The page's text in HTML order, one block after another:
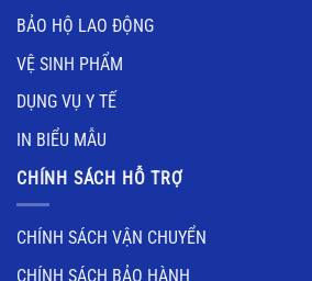
BẢO HỘ LAO ĐỘNG
VỆ SINH PHẨM
DỤNG VỤ Y TẾ
IN BIỂU MẪU
CHÍNH SÁCH HỖ TRỢ
CHÍNH SÁCH VẬN CHUYỂN
CHÍNH SÁCH BẢO HÀNH